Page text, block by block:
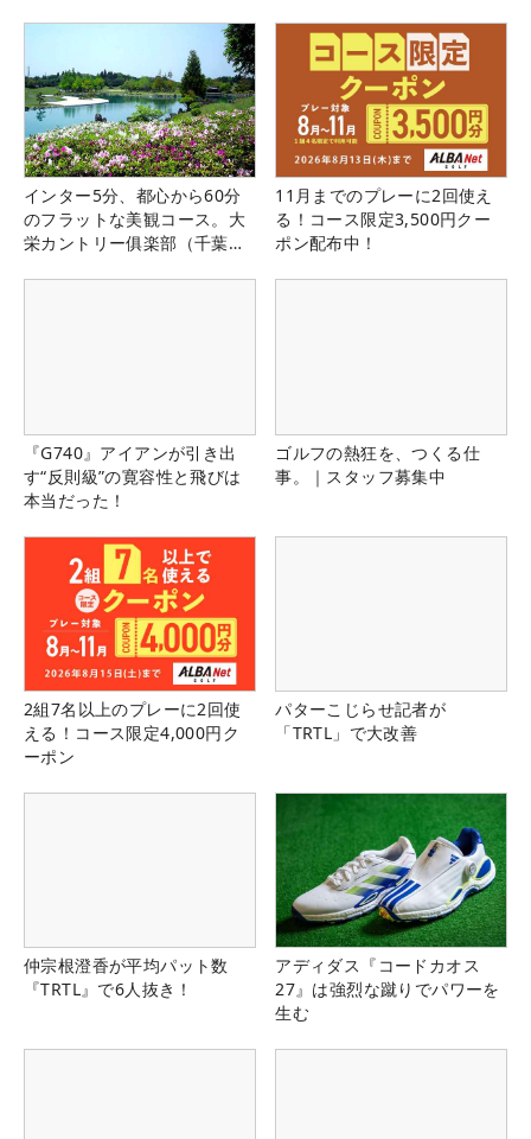
インター5分、都心から60分
のフラットな美観コース。大
栄カントリー俱楽部（千葉
11月までのプレーに2回使え
る！コース限定3,500円クー
ポン配布中！
『G740』アイアンが引き出
す“反則級”の寛容性と飛びは
本当だった！
ゴルフの熱狂を、つくる仕
事。｜スタッフ募集中
2組7名以上のプレーに2回使
える！コース限定4,000円ク
ーポン
パターこじらせ記者が
「TRTL」で大改善
仲宗根澄香が平均パット数
『TRTL』で6人抜き！
アディダス『コードカオス
27』は強烈な蹴りでパワーを
生む